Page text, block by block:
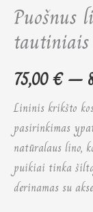
Puošnus
75,00€ –
Lininis krikšto
pasirinkimas
natūralaus lino,
puikiai tinka
derinamas su